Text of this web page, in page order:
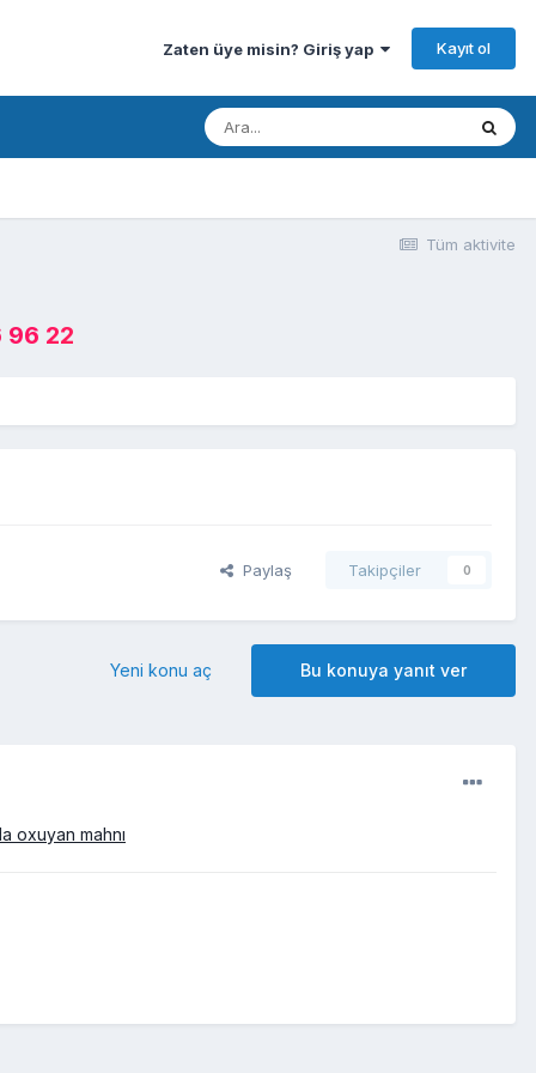
Zaten üye misin? Giriş yap Kayıt ol
Tüm aktivite
96 22
Paylaş Takipçiler 0
Bu konuya yanıt ver
Yeni konu aç
oxuyan mahnı